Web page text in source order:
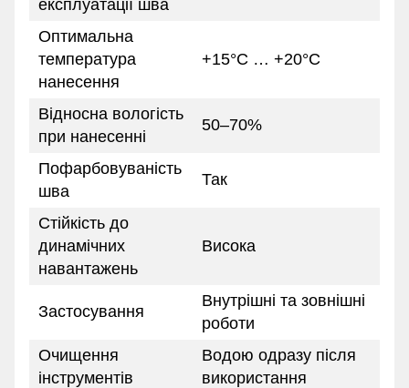
експлуатації шва
Оптимальна
температура
нанесення
+15°C … +20°C
Відносна вологість
при нанесенні
50–70%
Пофарбовуваність
шва
Так
Стійкість до
динамічних
навантажень
Висока
Застосування
Внутрішні та зовнішні
роботи
Очищення
інструментів
Водою одразу після
використання